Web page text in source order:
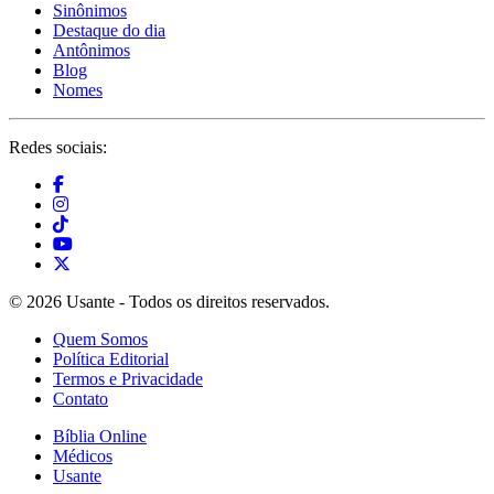
Sinônimos
Destaque do dia
Antônimos
Blog
Nomes
Redes sociais:
© 2026 Usante - Todos os direitos reservados.
Quem Somos
Política Editorial
Termos e Privacidade
Contato
Bíblia Online
Médicos
Usante